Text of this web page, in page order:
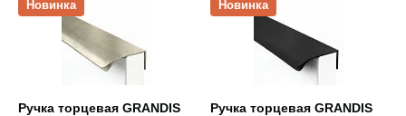
Новинка
Ручка торцевая GRANDIS
Новинка
Ручка торцевая GRANDIS